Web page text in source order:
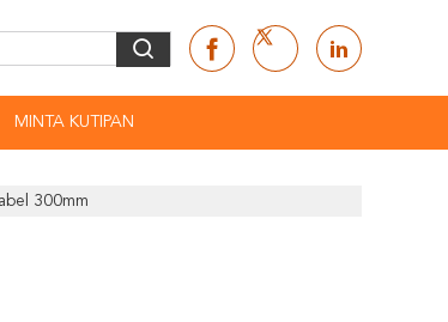
MINTA KUTIPAN
300mm